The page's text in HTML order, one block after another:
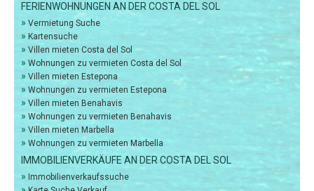
FERIENWOHNUNGEN AN DER COSTA DEL SOL
» Vermietung Suche
» Kartensuche
» Villen mieten Costa del Sol
» Wohnungen zu vermieten Costa del Sol
» Villen mieten Estepona
» Wohnungen zu vermieten Estepona
» Villen mieten Benahavis
» Wohnungen zu vermieten Benahavis
» Villen mieten Marbella
» Wohnungen zu vermieten Marbella
IMMOBILIENVERKÄUFE AN DER COSTA DEL SOL
» Immobilienverkaufssuche